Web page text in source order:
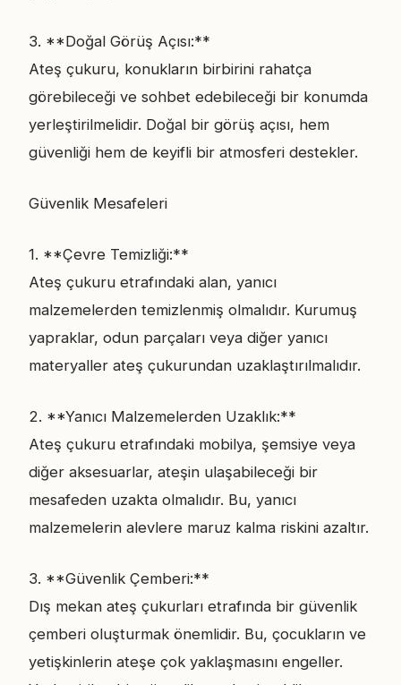
3. **Doğal Görüş Açısı:**
Ateş çukuru, konukların birbirini rahatça
görebileceği ve sohbet edebileceği bir konumda
yerleştirilmelidir. Doğal bir görüş açısı, hem
güvenliği hem de keyifli bir atmosferi destekler.
Güvenlik Mesafeleri
1. **Çevre Temizliği:**
Ateş çukuru etrafındaki alan, yanıcı
malzemelerden temizlenmiş olmalıdır. Kurumuş
yapraklar, odun parçaları veya diğer yanıcı
materyaller ateş çukurundan uzaklaştırılmalıdır.
2. **Yanıcı Malzemelerden Uzaklık:**
Ateş çukuru etrafındaki mobilya, şemsiye veya
diğer aksesuarlar, ateşin ulaşabileceği bir
mesafeden uzakta olmalıdır. Bu, yanıcı
malzemelerin alevlere maruz kalma riskini azaltır.
3. **Güvenlik Çemberi:**
Dış mekan ateş çukurları etrafında bir güvenlik
çemberi oluşturmak önemlidir. Bu, çocukların ve
yetişkinlerin ateşe çok yaklaşmasını engeller.